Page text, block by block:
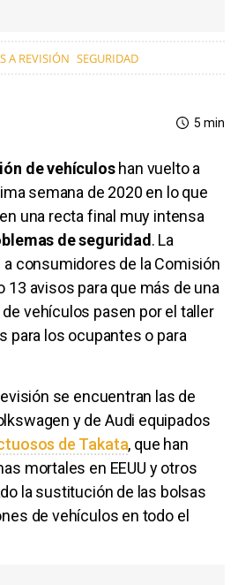
A REVISIÓN SEGURIDAD
5 min
de vehículoshan vuelto a
semana de 2020 en lo que
una recta final muy intensa
de seguridad. La
consumidores de la Comisión
13 avisos para que más de una
vehículos pasen por el taller
para los ocupantes o para
se encuentran las de
y de Audi equipados
de Takata, que han
mortales en EEUU y otros
la sustitución de las bolsas
de vehículos en todo el